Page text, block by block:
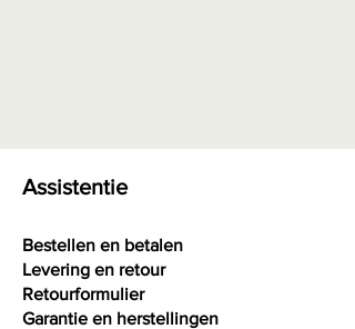
Assistentie
Bestellen en betalen
Levering en retour
Retourformulier
Garantie en herstellingen